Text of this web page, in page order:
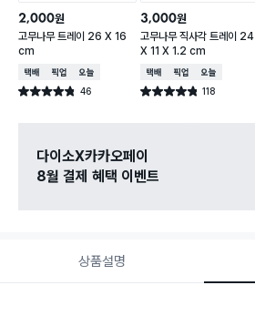
2,000원
고무나무 트레이 26 X 16
cm
택배배송매장픽업오늘배송
별점 4.8점 46
건 작성
3,000원
고무나무 직사각 트레이 24
X 11 X 1.2 cm
택배배송매장픽업오늘배송
별점 4.8점 118
건 작성
다이소X카카오페이
8월 결제 혜택 이벤트
상품설명